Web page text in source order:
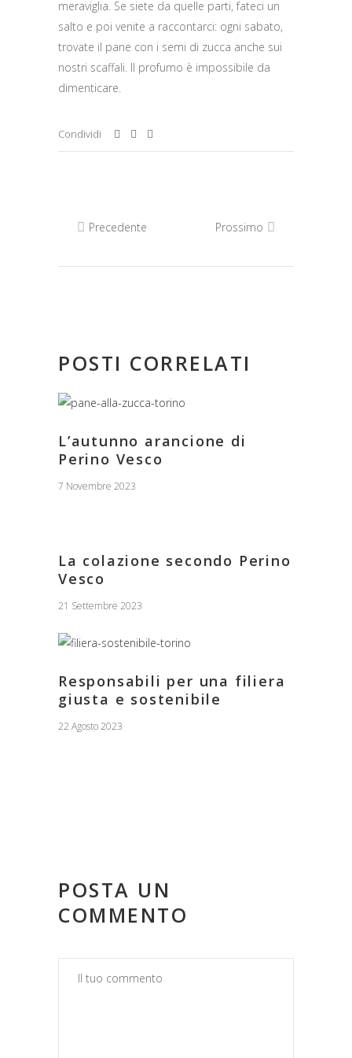
meraviglia. Se siete da quelle parti, fateci un
salto e poi venite a raccontarci: ogni sabato,
trovate il pane con i semi di zucca anche sui
nostri scaffali. Il profumo è impossibile da
dimenticare.
Condividi
Precedente Prossimo
POSTI CORRELATI
L’autunno arancione di
Perino Vesco
7 Novembre 2023
La colazione secondo Perino
Vesco
21 Settembre 2023
Responsabili per una filiera
giusta e sostenibile
22 Agosto 2023
POSTA UN
COMMENTO